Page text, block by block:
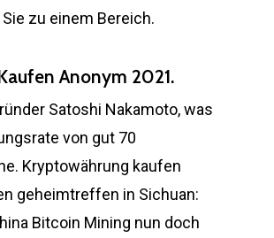
zu einem Bereich.
Anonym 2021.
Satoshi Nakamoto, was
von gut 70
Kryptowährung kaufen
geheimtreffen in Sichuan:
Bitcoin Mining nun doch